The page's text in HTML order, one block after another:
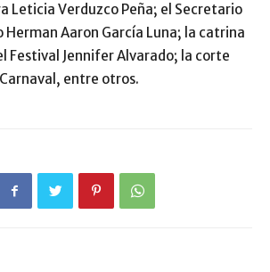
Leticia Verduzco Peña; el Secretario
Aaron García Luna; la catrina
Festival Jennifer Alvarado; la corte
entre otros.